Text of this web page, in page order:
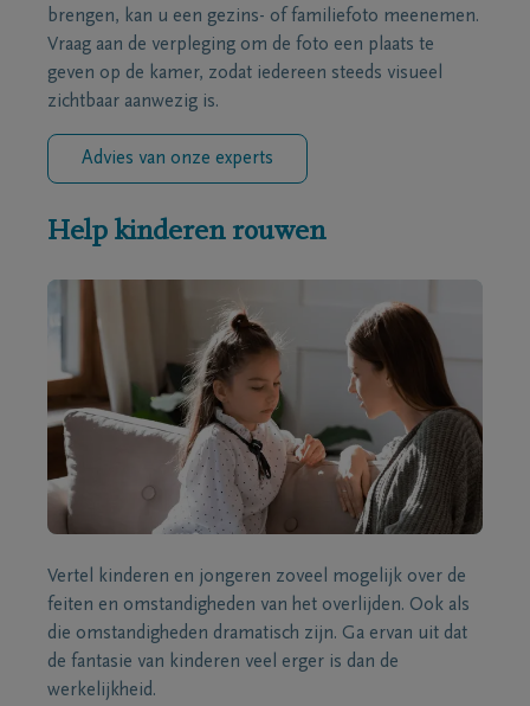
brengen, kan u een gezins- of familiefoto meenemen.
Vraag aan de verpleging om de foto een plaats te
geven op de kamer, zodat iedereen steeds visueel
zichtbaar aanwezig is.
Advies van onze experts
Help kinderen rouwen
Vertel kinderen en jongeren zoveel mogelijk over de
feiten en omstandigheden van het overlijden. Ook als
die omstandigheden dramatisch zijn. Ga ervan uit dat
de fantasie van kinderen veel erger is dan de
werkelijkheid.